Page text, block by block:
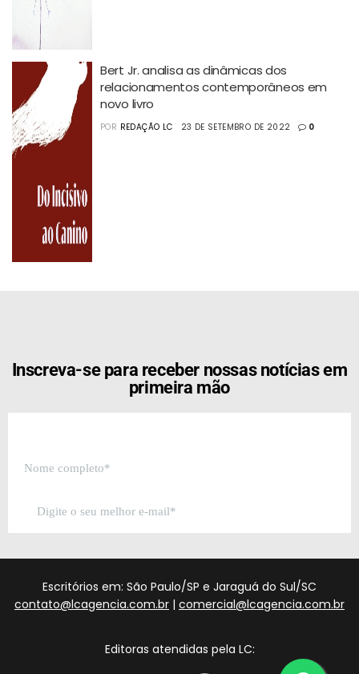
Bert Jr. analisa as dinâmicas dos
relacionamentos contemporâneos em
novo livro
POR REDAÇÃO LC 23 DE SETEMBRO DE 2022 0
Inscreva-se para receber nossas notícias em
primeira mão
Escritórios em: São Paulo/SP e Jaraguá do Sul/SC
contato@lcagencia.com.br | comercial@lcagencia.com.br
Editoras atendidas pela LC: